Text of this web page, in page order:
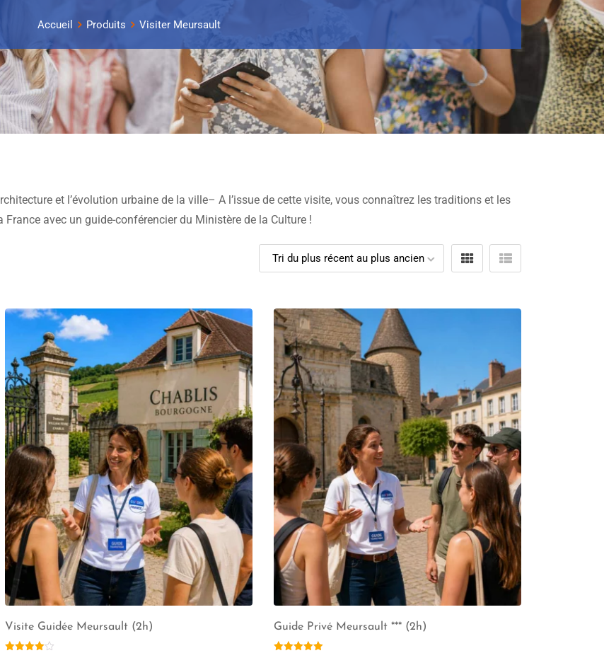
Accueil Produits Visiter Meursault
et l’évolution urbaine de la ville– A l’issue de cette visite, vous connaîtrez les traditions et les
avec un guide-conférencier du Ministère de la Culture !
Visite Guidée Meursault (2h) Guide Privé Meursault *** (2h)